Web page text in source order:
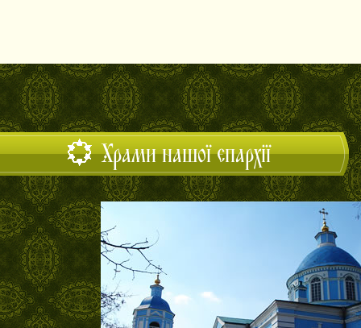
Храми нашої єпархії